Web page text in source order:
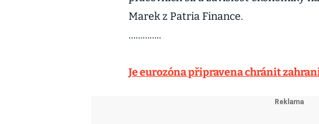
Marek z Patria Finance.
…………..
Je eurozóna připravena chránit